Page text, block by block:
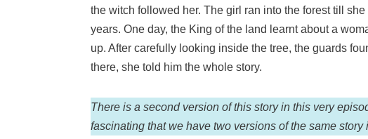
the witch followed her. The girl ran into the forest till
years. One day, the King of the land learnt about a
up. After carefully looking inside the tree, the guards
there, she told him the whole story.
There is a second version of this story in this very
fascinating that we have two versions of the same story